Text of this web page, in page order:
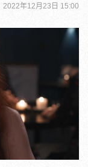
2022年12月23日 15:00